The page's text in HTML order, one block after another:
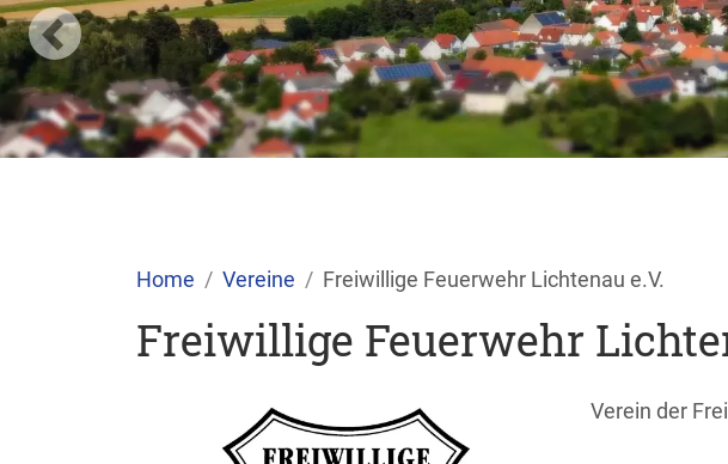
Home Vereine Freiwillige Feuerwehr Lichtenau e.V.
Freiwillige Feuerwehr
Verein der